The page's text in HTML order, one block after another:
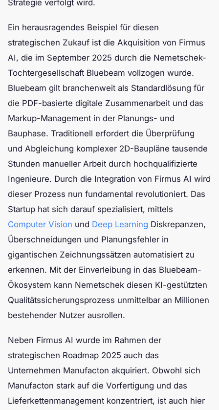
Strategie verfolgt wird.
Ein herausragendes Beispiel für diesen
strategischen Zukauf ist die Akquisition von Firmus
AI, die im September 2025 durch die Nemetschek-
Tochtergesellschaft Bluebeam vollzogen wurde.
Bluebeam gilt branchenweit als Standardlösung für
die PDF-basierte digitale Zusammenarbeit und das
Markup-Management in der Planungs- und
Bauphase. Traditionell erfordert die Überprüfung
und Abgleichung komplexer 2D-Baupläne tausende
Stunden manueller Arbeit durch hochqualifizierte
Ingenieure. Durch die Integration von Firmus AI wird
dieser Prozess nun fundamental revolutioniert. Das
Startup hat sich darauf spezialisiert, mittels
Computer Vision und Deep Learning Diskrepanzen,
Überschneidungen und Planungsfehler in
gigantischen Zeichnungssätzen automatisiert zu
erkennen. Mit der Einverleibung in das Bluebeam-
Ökosystem kann Nemetschek diesen KI-gestützten
Qualitätssicherungsprozess unmittelbar an Millionen
bestehender Nutzer ausrollen.
Neben Firmus AI wurde im Rahmen der
strategischen Roadmap 2025 auch das
Unternehmen Manufacton akquiriert. Obwohl sich
Manufacton stark auf die Vorfertigung und das
Lieferkettenmanagement konzentriert, ist auch hier